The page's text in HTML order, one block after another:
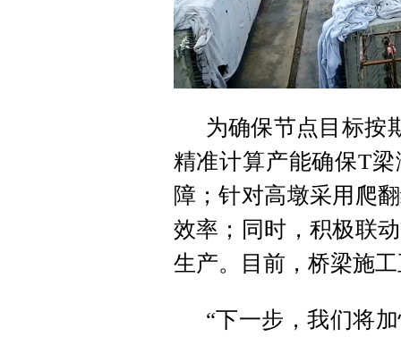
为确保节点目标按
精准计算产能确保T
障；针对高墩采用爬
效率；同时，积极联
生产。目前，桥梁施
“下一步，我们将